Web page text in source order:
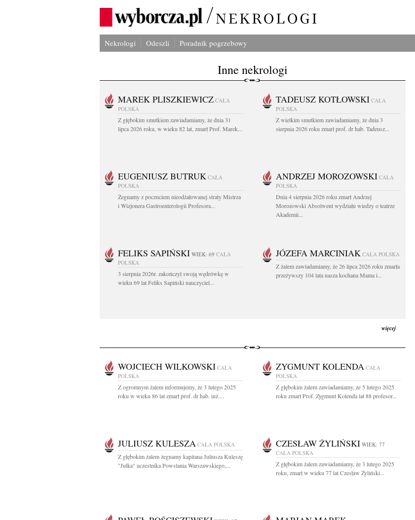
Nekrologi Odeszli Poradnik pogrzebowy
Inne nekrologi
MAREK PLISZKIEWICZ CAŁA
POLSKA
Z głębokim smutkiem zawiadamiamy, że dnia 31
lipca 2026 roku, w wieku 82 lat, zmarł Prof. Marek...
TADEUSZ KOTŁOWSKI CAŁA
POLSKA
Z wielkim smutkiem zawiadamiamy, że dnia 3
sierpnia 2026 roku zmarł prof. dr hab. Tadeusz...
EUGENIUSZ BUTRUK CAŁA
POLSKA
Żegnamy z poczuciem nieodżałowanej straty Mistrza
i Wizjonera Gastroenterologii Profesora...
ANDRZEJ MOROZOWSKI CAŁA
POLSKA
Dnia 4 sierpnia 2026 roku zmarł Andrzej
Morozowski Absolwent wydziału wiedzy o teatrze
Akademii...
FELIKS SAPIŃSKI WIEK: 69 CAŁA
POLSKA
3 sierpnia 2026r. zakończył swoją wędrówkę w
wieku 69 lat Feliks Sapiński nauczyciel...
JÓZEFA MARCINIAK CAŁA POLSKA
Z żalem zawiadamiamy, że 26 lipca 2026 roku zmarła
przeżywszy 104 lata nasza kochana Mama i...
więcej
WOJCIECH WILKOWSKI CAŁA
POLSKA
Z ogromnym żalem informujemy, że 3 lutego 2025
roku w wieku 86 lat zmarł prof. dr hab. inż....
ZYGMUNT KOLENDA CAŁA
POLSKA
Z głębokim żalem zawiadamiamy, że 5 lutego 2025
roku zmarł Prof. Zygmunt Kolenda lat 88 profesor...
JULIUSZ KULESZA CAŁA POLSKA
Z głębokim żalem żegnamy kapitana Juliusza Kuleszę
"Julka" uczestnika Powstania Warszawskiego,...
CZESŁAW ŻYLIŃSKI WIEK: 77
CAŁA POLSKA
Z głębokim żalem zawiadamiamy, że 3 lutego 2025
roku, zmarł w wieku 77 lat Czesław Żyliński...